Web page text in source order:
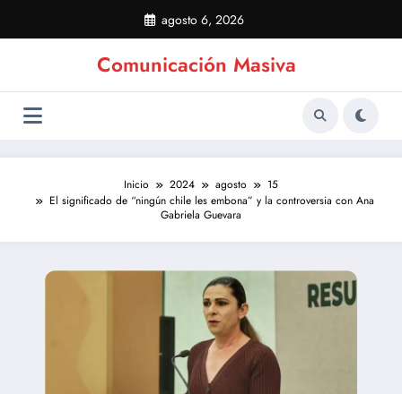
contenido
agosto 6, 2026
Comunicación Masiva
Inicio 2024 agosto
15
El significado de “ningún chile les embona” y la controversia con Ana
Gabriela Guevara